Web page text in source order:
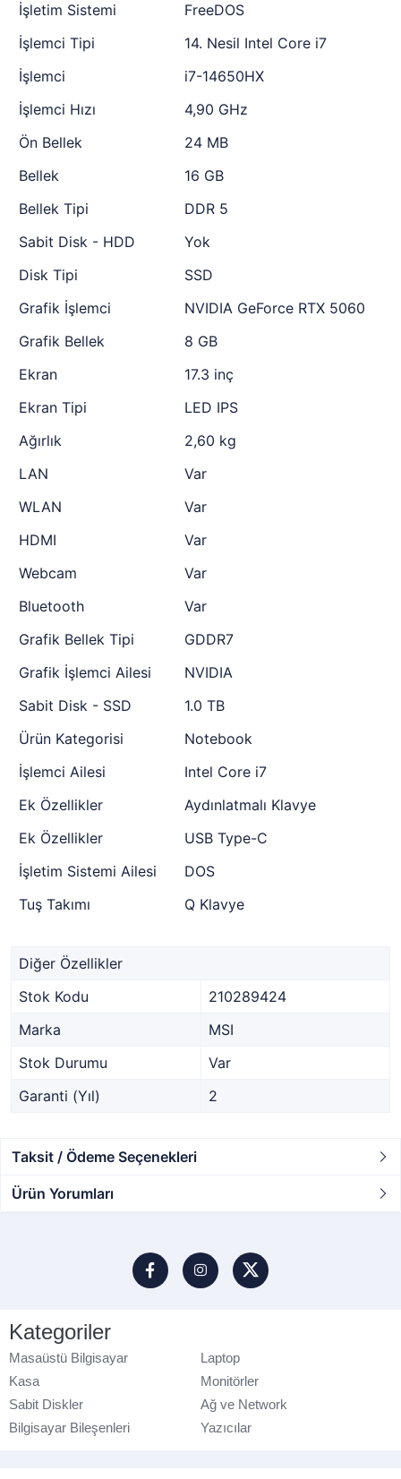
İşletim Sistemi
FreeDOS
İşlemci Tipi
14. Nesil Intel Core i7
İşlemci
i7-14650HX
İşlemci Hızı
4,90 GHz
Ön Bellek
24 MB
Bellek
16 GB
Bellek Tipi
DDR 5
Sabit Disk - HDD
Yok
Disk Tipi
SSD
Grafik İşlemci
NVIDIA GeForce RTX 5060
Grafik Bellek
8 GB
Ekran
17.3 inç
Ekran Tipi
LED IPS
Ağırlık
2,60 kg
LAN
Var
WLAN
Var
HDMI
Var
Webcam
Var
Bluetooth
Var
Grafik Bellek Tipi
GDDR7
Grafik İşlemci Ailesi
NVIDIA
Sabit Disk - SSD
1.0 TB
Ürün Kategorisi
Notebook
İşlemci Ailesi
Intel Core i7
Ek Özellikler
Aydınlatmalı Klavye
Ek Özellikler
USB Type-C
İşletim Sistemi Ailesi
DOS
Tuş Takımı
Q Klavye
Diğer Özellikler
Stok Kodu
210289424
Marka
MSI
Stok Durumu
Var
Garanti (Yıl)
2
Taksit / Ödeme Seçenekleri
Ürün Yorumları
Kategoriler
Masaüstü Bilgisayar
Laptop
Kasa
Monitörler
Sabit Diskler
Ağ ve Network
Bilgisayar Bileşenleri
Yazıcılar